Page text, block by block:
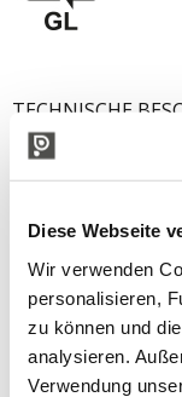
Diese Webseite
Wir verwenden
personalisieren,
zu können und
analysieren.
Verwendung
TECHNISCHE